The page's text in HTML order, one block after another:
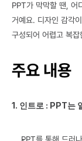
PPT가 막막할 땐, 어
거예요. 디자인 감각
구성되어 어렵고 복
주요 내용
1. 인트로 : PPT는